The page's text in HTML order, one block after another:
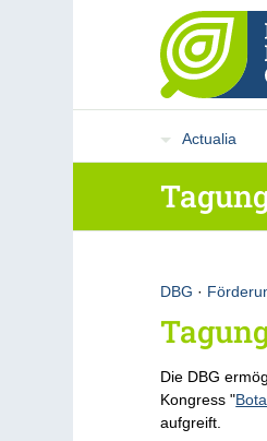
Actualia
DBG ·
Die DBG
Kongress "
aufgreift.